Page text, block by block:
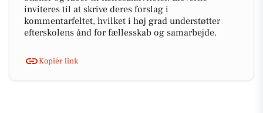
inviteres til at skrive deres forslag i
kommentarfeltet, hvilket i høj grad understøtter
efterskolens ånd for fællesskab og samarbejde.
Kopiér link